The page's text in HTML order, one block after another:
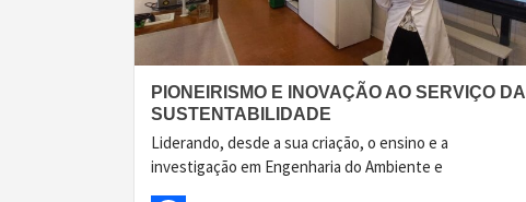
PIONEIRISMO E INOVAÇÃO AO SERVIÇO DA
SUSTENTABILIDADE
Liderando, desde a sua criação, o ensino e a
investigação em Engenharia do Ambiente e